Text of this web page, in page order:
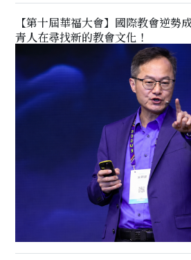
【第十屆華福大會】國際教會逆勢
青人在尋找新的教會文化！